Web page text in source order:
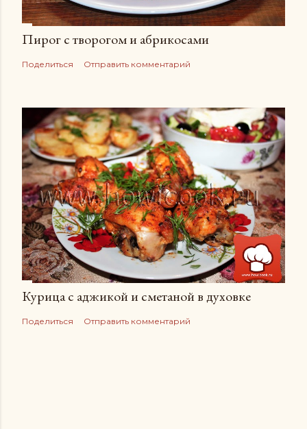
Пирог с творогом и абрикосами
Поделиться Отправить комментарий
Курица с аджикой и сметаной в духовке
Поделиться Отправить комментарий